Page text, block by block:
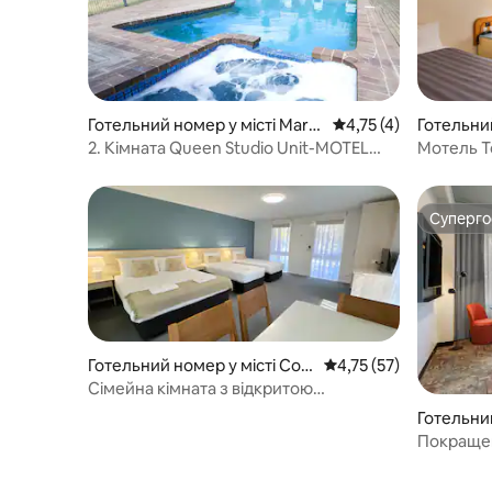
Готельний номер у місті Mare
ngo
Середня оцінка:
4,75 (4)
2. Кімната Queen Studio Unit-MOTEL
quay
Мотель
Готельний номер у місті Cow
es
Середня оцінка: 4,75
4,75 (57)
Сімейна кімната з відкритою
урн